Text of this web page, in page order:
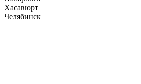
Хасавюрт
Челябинск